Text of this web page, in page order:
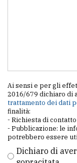
Ai sensi e per gli
2016/679 dichiaro di
trattamento dei dati
finalità:
- Richiesta di
- Pubblicazione: le
potrebbero essere
Dichiaro di